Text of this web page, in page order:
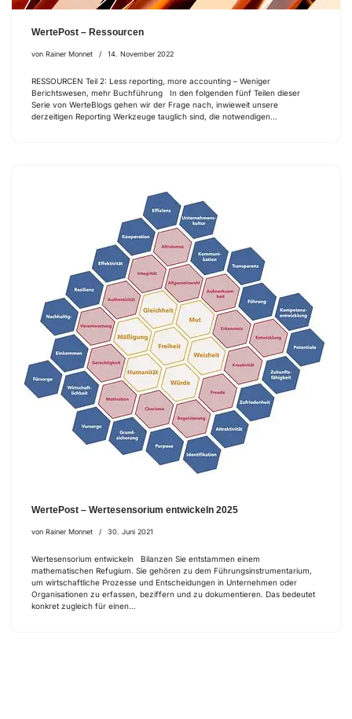
WertePost – Ressourcen
von Rainer Monnet 14. November 2022
RESSOURCEN Teil 2: Less reporting, more accounting – Weniger
Berichtswesen, mehr Buchführung In den folgenden fünf Teilen dieser
Serie von WerteBlogs gehen wir der Frage nach, inwieweit unsere
derzeitigen Reporting Werkzeuge tauglich sind, die notwendigen…
WertePost – Wertesensorium entwickeln 2025
von Rainer Monnet 30. Juni 2021
Wertesensorium entwickeln Bilanzen Sie entstammen einem
mathematischen Refugium. Sie gehören zu dem Führungsinstrumentarium,
um wirtschaftliche Prozesse und Entscheidungen in Unternehmen oder
Organisationen zu erfassen, beziffern und zu dokumentieren. Das bedeutet
konkret zugleich für einen…